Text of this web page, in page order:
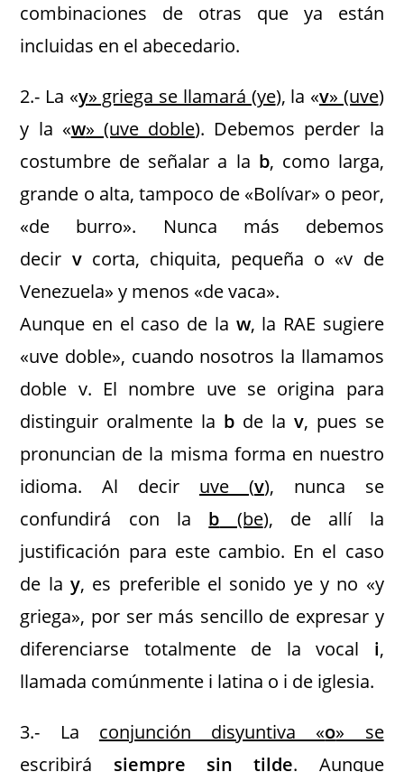
combinaciones de otras que ya están
incluidas en el abecedario.
2.- La «y» griega se llamará (ye), la «v» (uve)
y la «w» (uve doble). Debemos perder la
costumbre de señalar a la b, como larga,
grande o alta, tampoco de «Bolívar» o peor,
«de burro». Nunca más debemos
decir vcorta, chiquita, pequeña o «v de
Venezuela» y menos «de vaca».
Aunque en el caso de la w, la RAE sugiere
«uve doble», cuando nosotros la llamamos
doble v. El nombre uve se origina para
distinguir oralmente la b de la v, pues se
pronuncian de la misma forma en nuestro
idioma. Al decir uve (v), nunca se
confundirá con la b (be), de allí la
justificación para este cambio. En el caso
de lay, es preferible el sonido ye y no «y
griega», por ser más sencillo de expresar y
diferenciarse totalmente de la vocal i,
llamada comúnmente i latina o i de iglesia.
3.- La conjunción disyuntiva «o» se
escribirá
siempre sin tilde. Aunque